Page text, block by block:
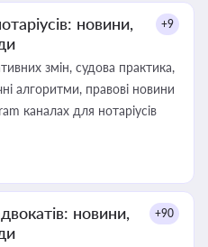
новини,
+9
змін, судова практика,
алгоритми, правові новини
каналах для нотаріусів
новини,
+90